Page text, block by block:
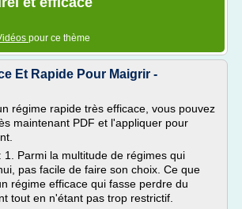
pour ce thème
Et Rapide Pour Maigrir -
régime rapide très efficace, vous pouvez
maintenant PDF et l'appliquer pour
1. Parmi la multitude de régimes qui
pas facile de faire son choix. Ce que
régime efficace qui fasse perdre du
tout en n'étant pas trop restrictif.